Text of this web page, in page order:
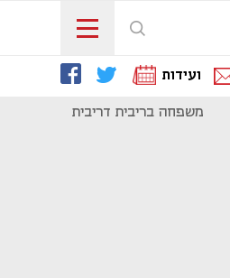
ועידות
משפחה בריבית דריבית